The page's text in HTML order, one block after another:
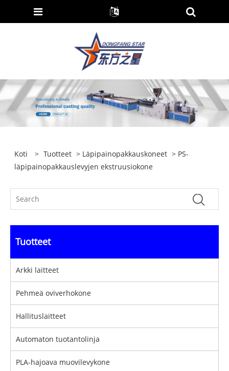
Koti > Tuotteet > Läpipainopakkauskoneet > PS-
läpipainopakkauslevyjen ekstruusiokone
Tuotteet
Arkki laitteet
Pehmeä oviverhokone
Hallituslaitteet
Automaton tuotantolinja
PLA-hajoava muovilevykone